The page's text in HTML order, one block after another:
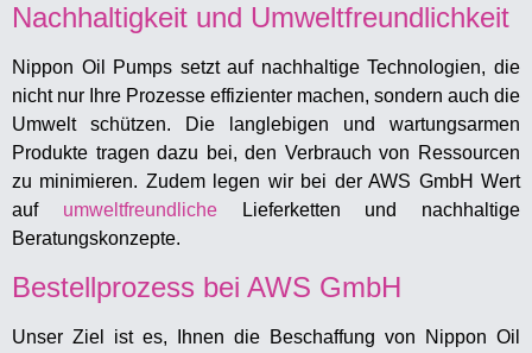
Nachhaltigkeit und Umweltfreundlichkeit
Nippon Oil Pumps setzt auf nachhaltige Technologien, die
nicht nur Ihre Prozesse effizienter machen, sondern auch die
Umwelt schützen. Die langlebigen und wartungsarmen
Produkte tragen dazu bei, den Verbrauch von Ressourcen
zu minimieren. Zudem legen wir bei der AWS GmbH Wert
auf umweltfreundlicheLieferketten und nachhaltige
Beratungskonzepte.
Bestellprozess bei AWS GmbH
Unser Ziel ist es, Ihnen die Beschaffung von Nippon Oil